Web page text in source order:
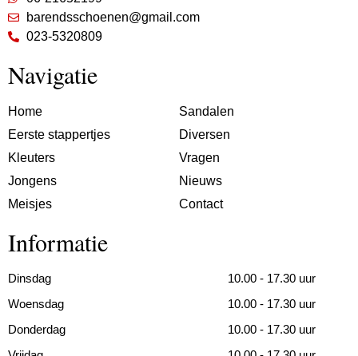
barendsschoenen@gmail.com
023-5320809
Navigatie
Home
Eerste stappertjes
Kleuters
Jongens
Meisjes
Sandalen
Diversen
Vragen
Nieuws
Contact
Informatie
Dinsdag
10.00 - 17.30 uur
Woensdag
10.00 - 17.30 uur
Donderdag
10.00 - 17.30 uur